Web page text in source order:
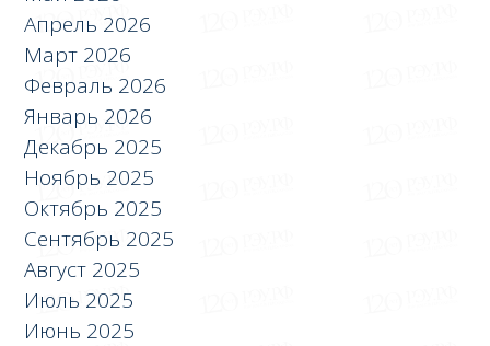
Апрель 2026
Март 2026
Февраль 2026
Январь 2026
Декабрь 2025
Ноябрь 2025
Октябрь 2025
Сентябрь 2025
Август 2025
Июль 2025
Июнь 2025